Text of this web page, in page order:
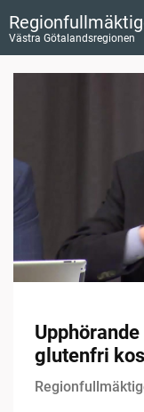
Västra Götalandsregionen
glutenfri